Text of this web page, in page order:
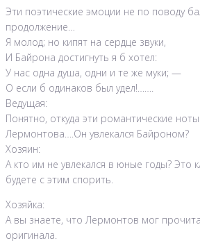
Эти поэтические эмоции не по поводу
продолжение…
Я молод; но кипят на сердце звуки,
И Байрона достигнуть я б хотел:
У нас одна душа, одни и те же муки; —
О если б одинаков был удел!…….
Ведущая:
Понятно, откуда эти романтические
Лермонтова….Он увлекался Байроном?
Хозяин:
А кто им не увлекался в юные годы? Это
будете с этим спорить.
Хозяйка:
А вы знаете, что Лермонтов мог
оригинала.